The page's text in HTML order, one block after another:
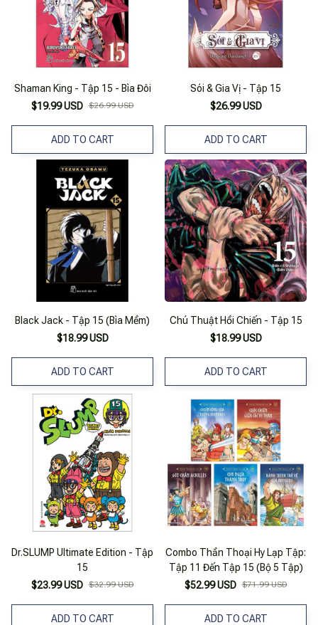
Shaman King - Tập 15 - Bìa Đôi
$19.99 USD $26.99 USD
ADD TO CART
Sói & Gia Vị - Tập 15
$26.99 USD
ADD TO CART
Black Jack - Tập 15 (Bìa Mềm)
$18.99 USD
ADD TO CART
Chú Thuật Hồi Chiến - Tập 15
$18.99 USD
ADD TO CART
Dr.SLUMP Ultimate Edition - Tập
15
$23.99 USD $32.99 USD
ADD TO CART
Combo Thần Thoại Hy Lạp Tập:
Tập 11 Đến Tập 15 (Bộ 5 Tập)
$52.99 USD $71.99 USD
ADD TO CART